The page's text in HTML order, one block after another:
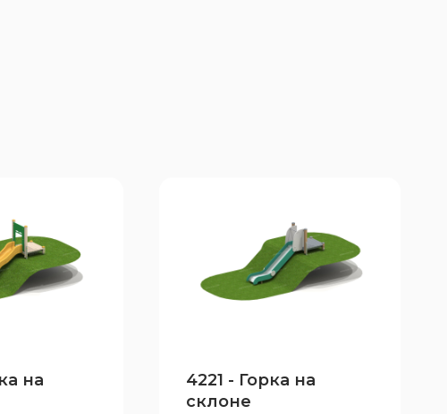
на
4221 - Горка на
склоне